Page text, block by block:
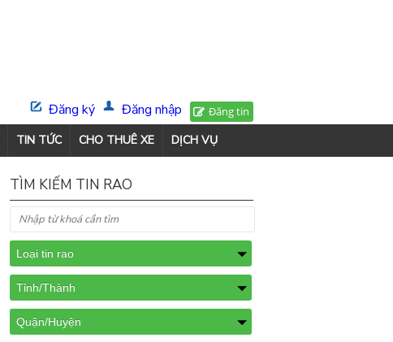
Đăng tin
Đăng nhập
Đăng ký
TIN TỨC CHO THUÊ XE DỊCH VỤ
TÌM KIẾM TIN RAO